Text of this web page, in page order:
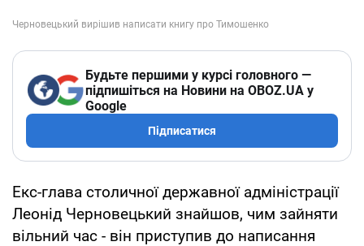
Будьте першими у курсі головного —
підпишіться на Новини на OBOZ.UA у
Google
Підписатися
Екс-глава столичної державної адміністрації
Леонід Черновецький знайшов, чим зайняти
вільний час - він приступив до написання